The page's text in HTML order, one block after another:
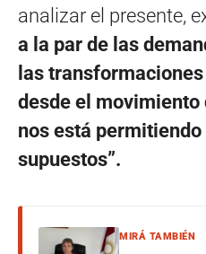
analizar el presente,
a la par de las
las
desde el movimiento
nos está
supuestos”.
MIRÁ TAMBIÉN